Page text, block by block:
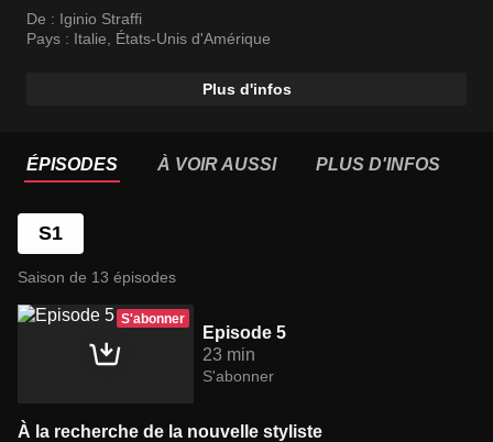
WOW!, en tant que découvreuses de talents.
De : Iginio Straffi
Pays : Italie États-Unis d'Amérique
Plus d'infos
ÉPISODES À VOIR AUSSI PLUS D'INFOS
S1
Saison de 13 épisodes
S'abonner
Episode 5
23 min
S'abonner
À la recherche de la nouvelle styliste